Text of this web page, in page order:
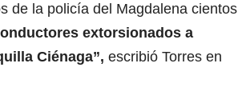
de la policía del Magdalena cientos
extorsionados a
Ciénaga”, escribió Torres en